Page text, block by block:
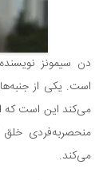
دن سیمونز
است. یکی از
می‌کند این است که
منحصربه‌فردی خلق
می‌کند.